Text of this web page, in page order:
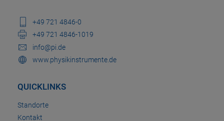
+49 721 4846-0
+49 721 4846-1019
info@pi.de
www.physikinstrumente.de
QUICKLINKS
Standorte
Kontakt